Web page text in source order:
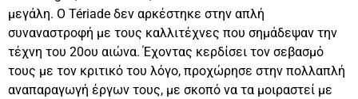
μεγάλη. Ο Tériade δεν αρκέστηκε στην απλή
συναναστροφή με τους καλλιτέχνες που σημάδεψαν την
τέχνη του 20ου αιώνα. Έχοντας κερδίσει τον σεβασμό
τους με τον κριτικό του λόγο, προχώρησε στην πολλαπλή
αναπαραγωγή έργων τους, με σκοπό να τα μοιραστεί με